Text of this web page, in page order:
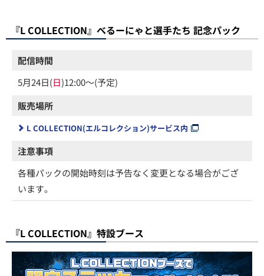
『L COLLECTION』べるーにゃと選手たち 記念パック
配信時間
5月24日(日)12:00～(予定)
販売場所
L COLLECTION(エルコレクション)サービス内
注意事項
各種パックの開始時刻は予告なく変更となる場合がござ
います。
『L COLLECTION』特設ブース